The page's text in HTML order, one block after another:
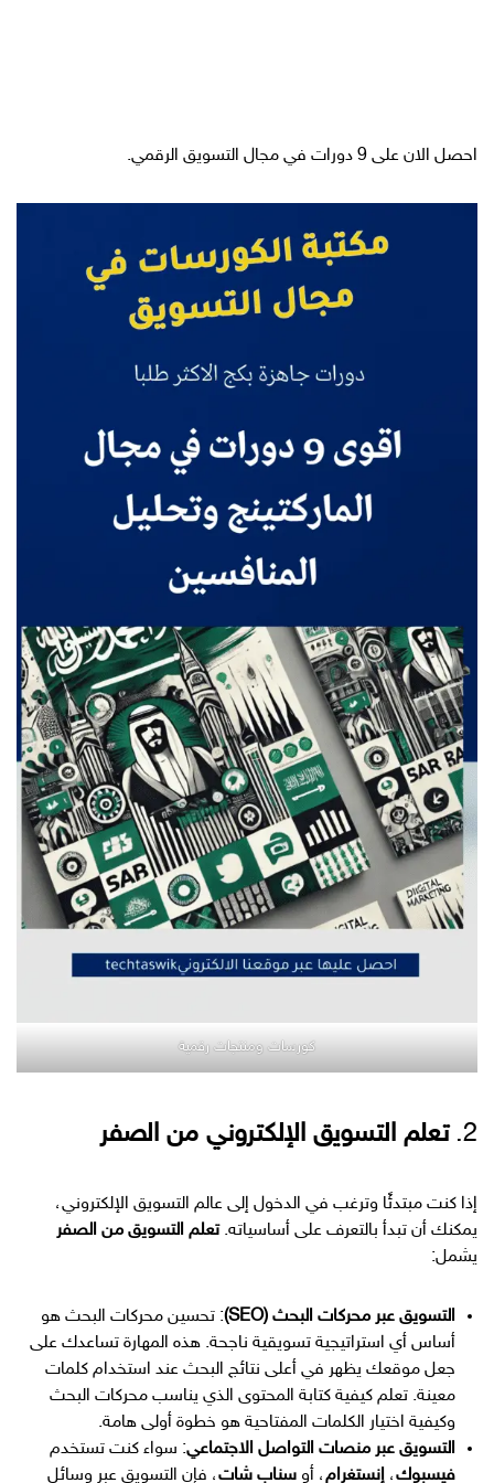
احصل الان على 9 دورات في مجال التسويق الرقمي.
كورسات ومنتجات رقمية
2. تعلم التسويق الإلكتروني من الصفر
إذا كنت مبتدئًا وترغب في الدخول إلى عالم التسويق الإلكتروني،
يمكنك أن تبدأ بالتعرف على أساسياته.تعلم التسويق من الصفر
يشمل:
التسويق عبر محركات البحث (SEO)
: تحسين محركات البحث هو
أساس أي استراتيجية تسويقية ناجحة. هذه المهارة تساعدك على
جعل موقعك يظهر في أعلى نتائج البحث عند استخدام كلمات
معينة. تعلم كيفية كتابة المحتوى الذي يناسب محركات البحث
وكيفية اختيار الكلمات المفتاحية هو خطوة أولى هامة.
التسويق عبر منصات التواصل الاجتماعي: سواء كنت تستخدم
فيسبوك، إنستغرام، أو سناب شات، فإن التسويق عبر وسائل